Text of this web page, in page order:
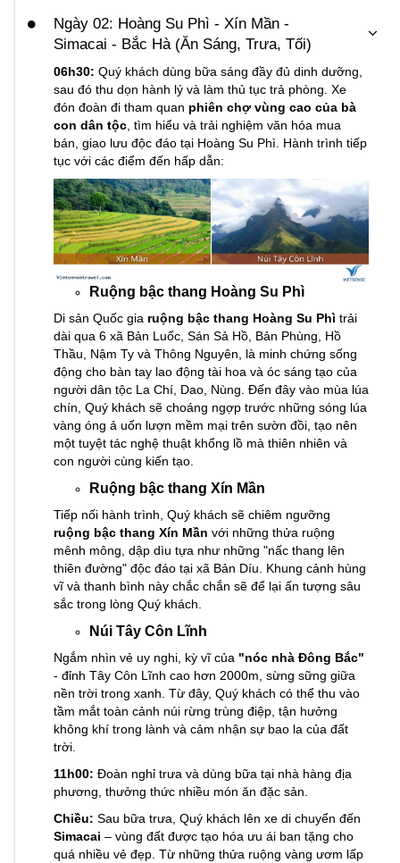
Ngày 02: Hoàng Su Phì - Xín Mần -
Simacai - Bắc Hà (Ăn Sáng, Trưa, Tối)
06h30: Quý khách dùng bữa sáng đầy đủ dinh dưỡng,
sau đó thu dọn hành lý và làm thủ tục trả phòng. Xe
đón đoàn đi tham quan phiên chợ vùng cao của bà
con dân tộc , tìm hiểu và trải nghiệm văn hóa mua
bán, giao lưu độc đáo tại Hoàng Su Phì. Hành trình tiếp
tục với các điểm đến hấp dẫn:
Ruộng bậc thang Hoàng Su Phì
Di sản Quốc gia ruộng bậc thang Hoàng Su Phì trải
dài qua 6 xã Bản Luốc, Sán Sả Hồ, Bản Phùng, Hồ
Thầu, Nậm Ty và Thông Nguyên, là minh chứng sống
động cho bàn tay lao động tài hoa và óc sáng tạo của
người dân tộc La Chí, Dao, Nùng. Đến đây vào mùa lúa
chín, Quý khách sẽ choáng ngợp trước những sóng lúa
vàng óng ả uốn lượn mềm mại trên sườn đồi, tạo nên
một tuyệt tác nghệ thuật khổng lồ mà thiên nhiên và
con người cùng kiến tạo.
Ruộng bậc thang Xín Mần
Tiếp nối hành trình, Quý khách sẽ chiêm ngưỡng
ruộng bậc thang Xín Mần với những thửa ruộng
mênh mông, dập dìu tựa như những "nấc thang lên
thiên đường" độc đáo tại xã Bản Díu. Khung cảnh hùng
vĩ và thanh bình này chắc chắn sẽ để lại ấn tượng sâu
sắc trong lòng Quý khách.
Núi Tây Côn Lĩnh
Ngắm nhìn vẻ uy nghi, kỳ vĩ của "nóc nhà Đông Bắc"
- đỉnh Tây Côn Lĩnh cao hơn 2000m, sừng sững giữa
nền trời trong xanh. Từ đây, Quý khách có thể thu vào
tầm mắt toàn cảnh núi rừng trùng điệp, tận hưởng
không khí trong lành và cảm nhận sự bao la của đất
trời.
11h00: Đoàn nghỉ trưa và dùng bữa tại nhà hàng địa
phương, thưởng thức nhiều món ăn đặc sản.
Chiều: Sau bữa trưa, Quý khách lên xe di chuyển đến
Simacai – vùng đất được tạo hóa ưu ái ban tặng cho
quá nhiều vẻ đẹp. Từ những thửa ruộng vàng ươm lấp